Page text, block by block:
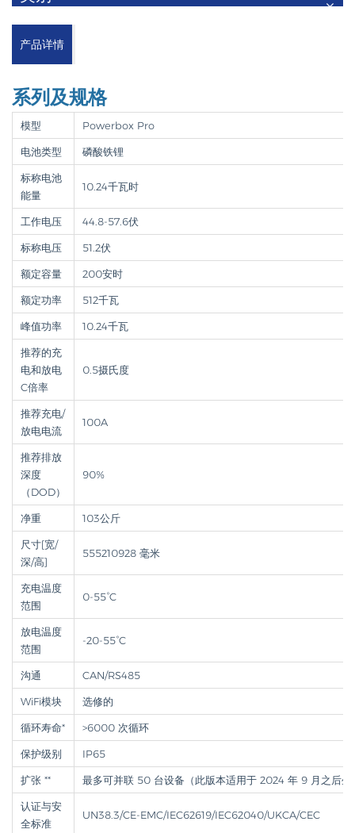
产品详情
系列及规格
模型 Powerbox Pro
电池类型 磷酸铁锂
标称电池
能量
10.24千瓦时
工作电压 44.8-57.6伏
标称电压 51.2伏
额定容量 200安时
额定功率 512千瓦
峰值功率 10.24千瓦
推荐的充
电和放电
C倍率
0.5摄氏度
推荐充电/
放电电流
100A
推荐排放
深度
（DOD）
90%
净重 103公斤
尺寸[宽/
深/高]
555210928 毫米
充电温度
范围
0-55°C
放电温度
范围
-20-55°C
沟通 CAN/RS485
WiFi模块 选修的
循环寿命* >6000 次循环
保护级别 IP65
扩张 ** 最多可并联 50 台设备（此版本适用于 2024 年 9 月之后生
认证与安
全标准
UN38.3/CE-EMC/IEC62619/IEC62040/UKCA/CEC